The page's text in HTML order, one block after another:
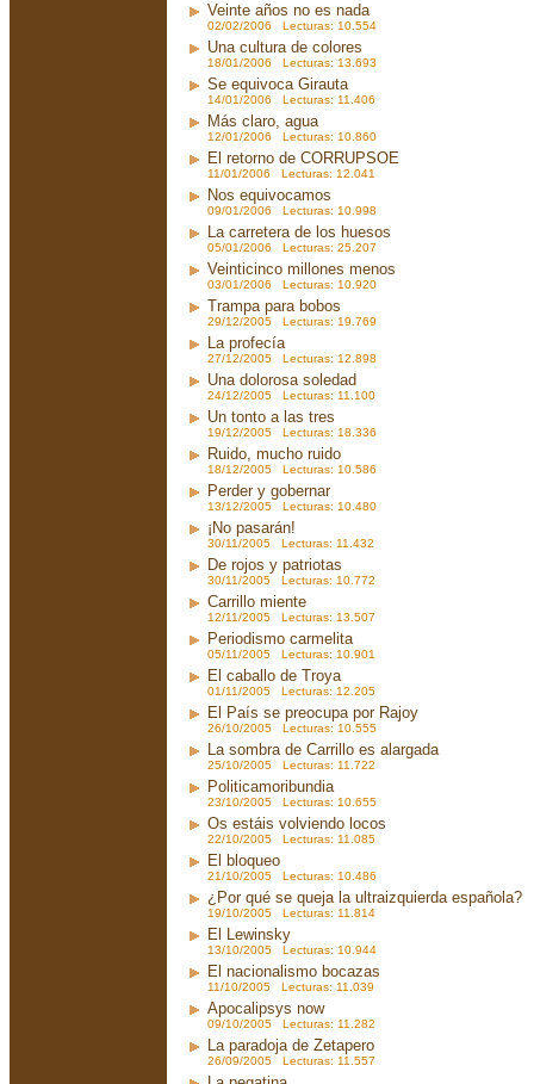
Veinte años no es nada
02/02/2006 Lecturas: 10.554
Una cultura de colores
18/01/2006 Lecturas: 13.693
Se equivoca Girauta
14/01/2006 Lecturas: 11.406
Más claro, agua
12/01/2006 Lecturas: 10.860
El retorno de CORRUPSOE
11/01/2006 Lecturas: 12.041
Nos equivocamos
09/01/2006 Lecturas: 10.998
La carretera de los huesos
05/01/2006 Lecturas: 25.207
Veinticinco millones menos
03/01/2006 Lecturas: 10.920
Trampa para bobos
29/12/2005 Lecturas: 19.769
La profecía
27/12/2005 Lecturas: 12.898
Una dolorosa soledad
24/12/2005 Lecturas: 11.100
Un tonto a las tres
19/12/2005 Lecturas: 18.336
Ruido, mucho ruido
18/12/2005 Lecturas: 10.586
Perder y gobernar
13/12/2005 Lecturas: 10.480
¡No pasarán!
30/11/2005 Lecturas: 11.432
De rojos y patriotas
30/11/2005 Lecturas: 10.772
Carrillo miente
12/11/2005 Lecturas: 13.507
Periodismo carmelita
05/11/2005 Lecturas: 10.901
El caballo de Troya
01/11/2005 Lecturas: 12.205
El País se preocupa por Rajoy
26/10/2005 Lecturas: 10.555
La sombra de Carrillo es alargada
25/10/2005 Lecturas: 11.722
Politicamoribundia
23/10/2005 Lecturas: 10.655
Os estáis volviendo locos
22/10/2005 Lecturas: 11.085
El bloqueo
21/10/2005 Lecturas: 10.486
¿Por qué se queja la ultraizquierda española?
19/10/2005 Lecturas: 11.814
El Lewinsky
13/10/2005 Lecturas: 10.944
El nacionalismo bocazas
11/10/2005 Lecturas: 11.039
Apocalipsys now
09/10/2005 Lecturas: 11.282
La paradoja de Zetapero
26/09/2005 Lecturas: 11.557